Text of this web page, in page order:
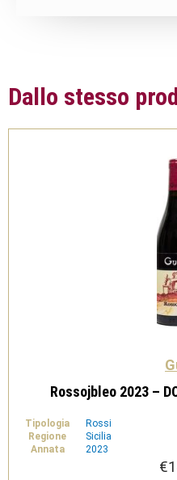
Dallo stesso
Rossojbleo 2023 –
Tipologia
Rossi
Regione
Sicilia
Annata
2023
€